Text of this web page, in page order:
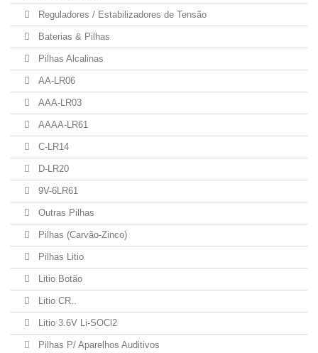
Reguladores / Estabilizadores de Tensão
Baterias & Pilhas
Pilhas Alcalinas
AA-LR06
AAA-LR03
AAAA-LR61
C-LR14
D-LR20
9V-6LR61
Outras Pilhas
Pilhas (Carvão-Zinco)
Pilhas Litio
Litio Botão
Litio CR..
Litio 3.6V Li-SOCl2
Pilhas P/ Aparelhos Auditivos